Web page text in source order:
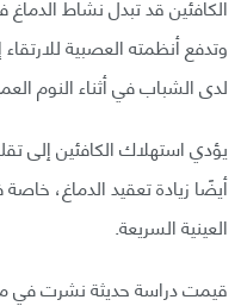
وتدفع أنظمته العصبية
لدى الشباب في أثناء النوم
يؤدي استهلاك الكافئين إلى
أيضًا زيادة تعقيد الدماغ،
العينية السريعة.
قيمت دراسة حديثة نشرت في